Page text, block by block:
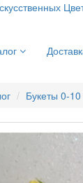
Букеты 0-10